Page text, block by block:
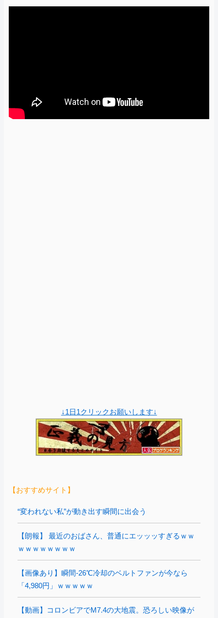
↓1日1クリックお願いします↓
【おすすめサイト】
“変われない私”が動き出す瞬間に出会う
【朗報】 最近のおばさん、普通にエッッッすぎるｗｗ
ｗｗｗｗｗｗｗｗ
【画像あり】瞬間-26℃冷却のベルトファンが今なら
「4,980円」ｗｗｗｗｗ
【動画】コロンビアでM7.4の大地震。恐ろしい映像が